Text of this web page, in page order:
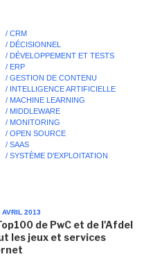
/ CRM
/ DÉCISIONNEL
/ DÉVELOPPEMENT ET TESTS
/ ERP
/ GESTION DE CONTENU
/ INTELLIGENCE ARTIFICIELLE
/ MACHINE LEARNING
/ MIDDLEWARE
/ MONITORING
/ OPEN SOURCE
/ SAAS
/ SYSTÈME D'EXPLOITATION
AVRIL 2013
de PwC et de l'Afdel
les jeux et services